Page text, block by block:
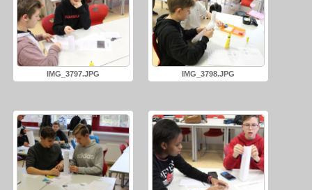
IMG_3797.JPG IMG_3798.JPG